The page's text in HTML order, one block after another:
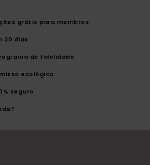
grátis para membros
30 dias
de fidelidade
ecológico
seguro